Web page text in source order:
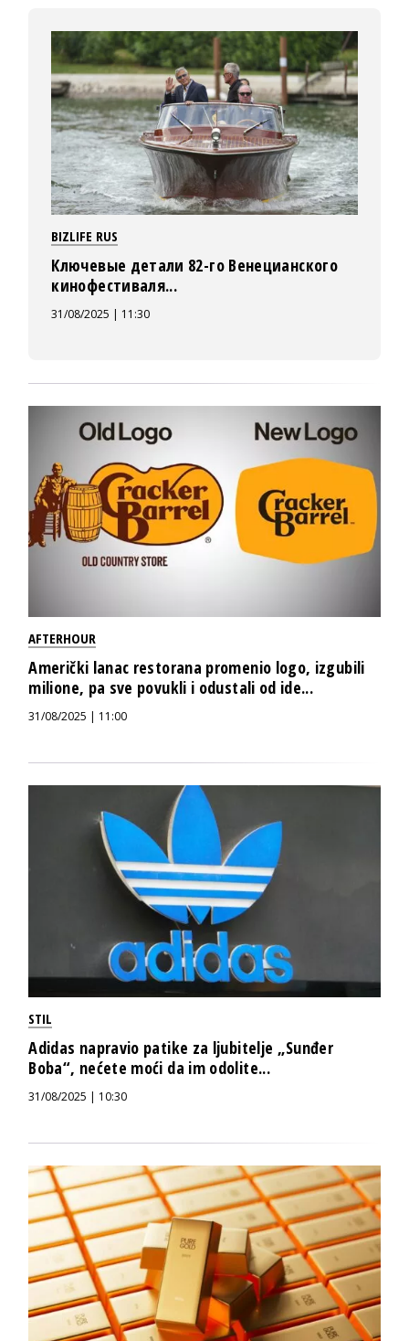
BIZLIFE RUS
Ключевые детали 82-го Венецианского
кинофестиваля...
31/08/2025 | 11:30
AFTERHOUR
Američki lanac restorana promenio logo, izgubili
milione, pa sve povukli i odustali od ide...
31/08/2025 | 11:00
STIL
Adidas napravio patike za ljubitelje „Sunđer
Boba“, nećete moći da im odolite...
31/08/2025 | 10:30